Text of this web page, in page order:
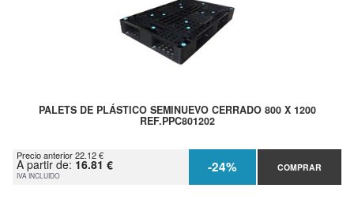
PALETS DE PLÁSTICO SEMINUEVO CERRADO 800 X 1200
REF.PPC801202
Precio anterior 22.12 €
A partir de: 16.81 €
IVA INCLUIDO -24% COMPRAR